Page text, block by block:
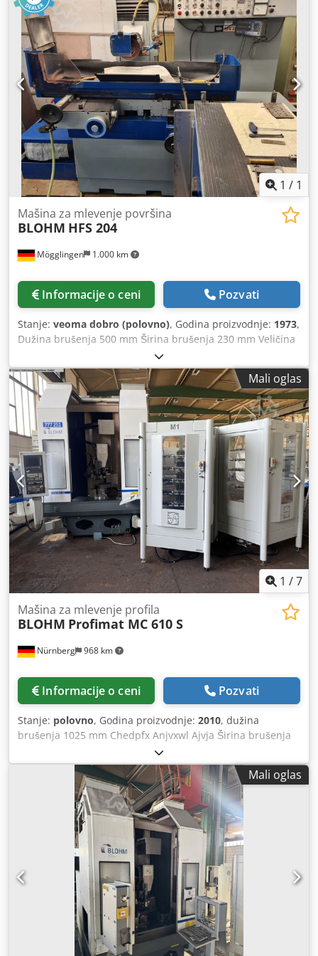
mašine: cca 4,5 t Dimenzije (d x š x v): cca 3200 x 2300 x
2200 mm Opremljena trakastim filter uređajem
1 / 1
Mögglingen 1.000 km
Mašina za mlevenje površina
BLOHM HFS 204
Informacije o ceni Pozvati
Stanje: veoma dobro (polovno), Godina proizvodnje: 1973,
Dužina brušenja 500 mm Širina brušenja 230 mm Veličina
stola 760 k 200 mm Automatska isporuka Magnetni disk
Sistem filtera Cjdpfjwn Tdxox Anvjha
Mali oglas
1 /7
Nürnberg 968 km
Mašina za mlevenje profila
BLOHM Profimat MC 610 S
Informacije o ceni Pozvati
Stanje: polovno, Godina proizvodnje: 2010, dužina
brušenja 1025 mm Chedpfx Anjvxwl Ajvja Širina brušenja
520 mm SINUMERIK 840 D sistem upravljanja Držač za alat
HSK-A 63 A - Osa ° radni predmet težina 30 kg Udaljenost
brušenje vretena - sto min./maks. 473.5 - 1023.5 mm Ks-
osa 520 mm, I-osa 550 mm Z-osa 1000 mm, V-osa 166 mm,
Feed Ks-osa 4 - 6.000 mm / min Feed I-osa 4 - 4.000
mm/min Feed Z-osa 30 - 25.000 mm / min. Dimenzije stola
1.400 k 874 mm Brzine vretena za brušenje beskonačno
promenljive 0 - 12.000 o / min Pogonska snaga - brušenje
motora 35,00 kW Prečnik brusnog točka min. / maks. 100 /
300 Širina brusnog točila 60 mm Ukupna potreba za
napajanje 100.00 kV Težina mašine cca. 11.00 t Dimenzije
cca. 8.60 k 7.25 k H3.80 m Mašina za brušenje profila u 5-
osnom dizajnu, sa SIEMENS SIN840D, Double podelna
glava (BC-osa), V-osa (rashladne tečnosti mlaznice) EROVA
Mali oglas